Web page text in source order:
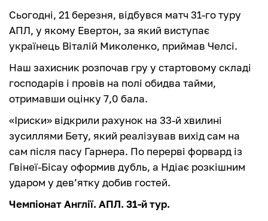
Сьогодні, 21 березня, відбувся матч 31-го туру
АПЛ, у якому Евертон, за який виступає
українець Віталій Миколенко, приймав Челсі.
Наш захисник розпочав гру у стартовому складі
господарів і провів на полі обидва тайми,
отримавши оцінку 7,0 бала.
«Іриски» відкрили рахунок на 33-й хвилині
зусиллями Бету, який реалізував вихід сам на
сам після пасу Гарнера. По перерві форвард із
Гвінеї-Бісау оформив дубль, а Ндіає розкішним
ударом у дев’ятку добив гостей.
Чемпіонат Англії. АПЛ. 31-й тур.